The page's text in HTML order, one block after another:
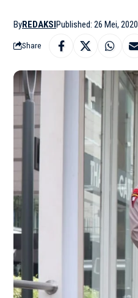
ByREDAKSIPublished: 26 Mei, 2020
Share